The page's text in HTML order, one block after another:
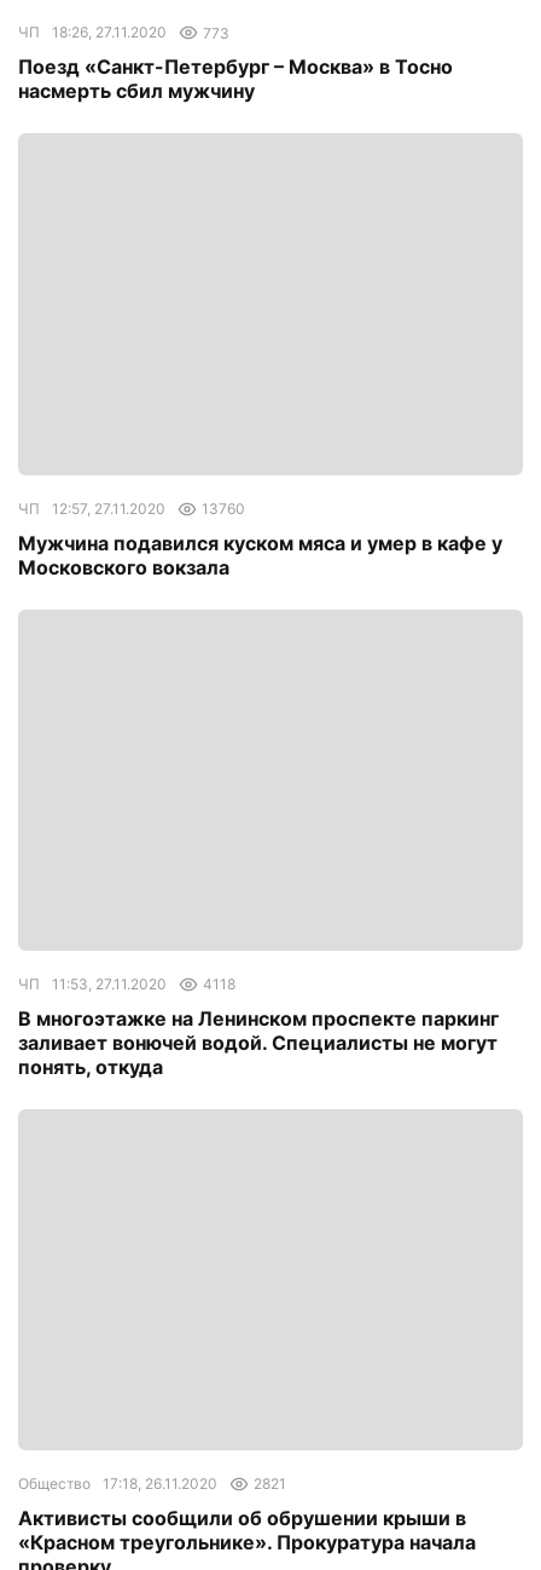
ЧП 18:26, 27.11.2020 773
Поезд «Санкт-Петербург – Москва» в Тосно
насмерть сбил мужчину
ЧП 12:57, 27.11.2020 13760
Мужчина подавился куском мяса и умер в кафе у
Московского вокзала
ЧП 11:53, 27.11.2020 4118
В многоэтажке на Ленинском проспекте паркинг
заливает вонючей водой. Специалисты не могут
понять, откуда
Общество 17:18, 26.11.2020 2821
Активисты сообщили об обрушении крыши в
«Красном треугольнике». Прокуратура начала